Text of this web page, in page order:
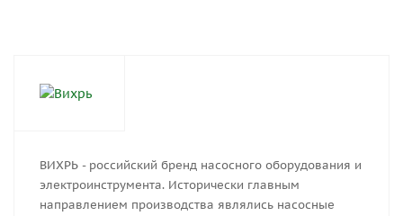
ВИХРЬ - российский бренд насосного оборудования и
электроинструмента. Исторически главным
направлением производства являлись насосные